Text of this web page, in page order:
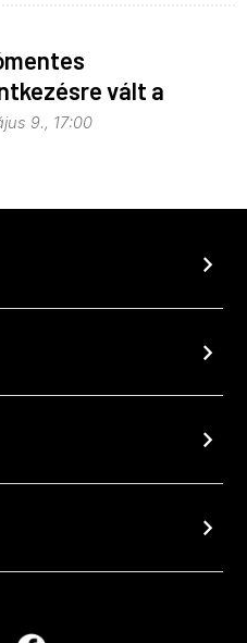
vált a
9., 17:00
chevron_right
chevron_right
chevron_right
chevron_right